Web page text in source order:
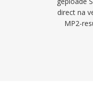
in Europese
direct na
MP2-